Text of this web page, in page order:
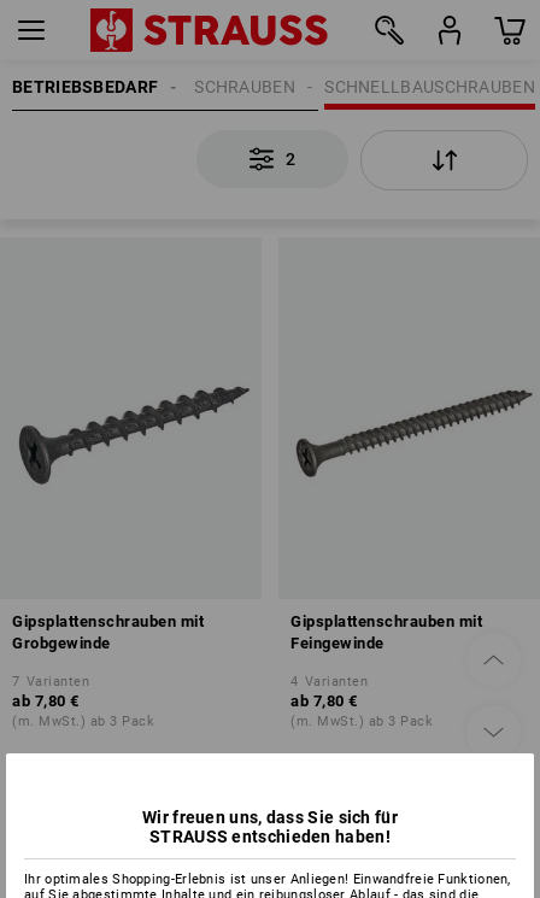
BETRIEBSBEDARF SCHNELLBAUSCHRAUBEN
SCHRAUBEN
2
Gipsplattenschrauben mit
Grobgewinde
7 Varianten
ab 7,80 €
(m. MwSt.) ab 3 Pack
Gipsplattenschrauben mit
Feingewinde
4 Varianten
ab 7,80 €
(m. MwSt.) ab 3 Pack
Sie haben sich bereits 2 von 2 Artikeln angesehen.
Wir freuen uns, dass Sie sich für
STRAUSS entschieden haben!
Ihr optimales Shopping-Erlebnis ist unser Anliegen! Einwandfreie Funktionen,
auf Sie abgestimmte Inhalte und ein reibungsloser Ablauf - das sind die